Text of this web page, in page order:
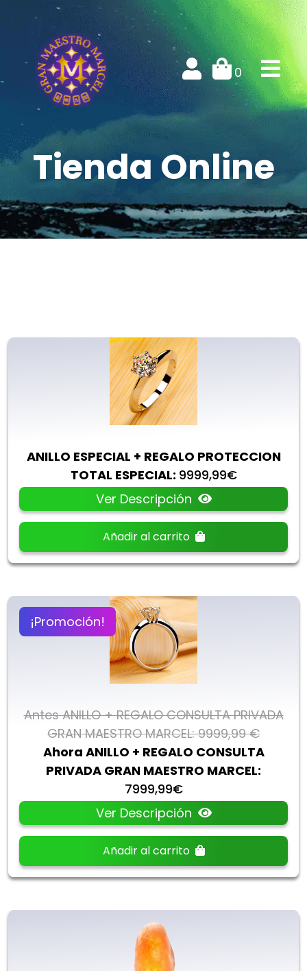
0
Tienda Online
ANILLO ESPECIAL + REGALO PROTECCION
TOTAL ESPECIAL: 9999,99€
Ver Descripción
Añadir al carrito
¡Promoción!
Antes ANILLO + REGALO CONSULTA PRIVADA
GRAN MAESTRO MARCEL: 9999,99 €
Ahora ANILLO + REGALO CONSULTA
PRIVADA GRAN MAESTRO MARCEL:
7999,99€
Ver Descripción
Añadir al carrito